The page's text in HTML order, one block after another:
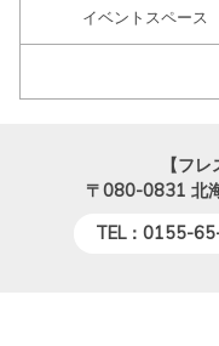
イベントスペース
【フ
〒080-0831 北
TEL：0155-